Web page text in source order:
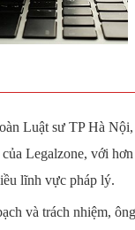
Luật sư TP Hà Nội,
Legalzone, với hơn
lĩnh vực pháp lý.
và trách nhiệm, ông